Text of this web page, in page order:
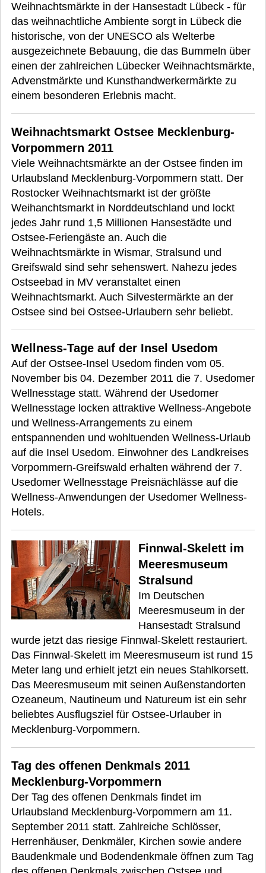
Weihnachtsmärkte in der Hansestadt Lübeck - für
das weihnachtliche Ambiente sorgt in Lübeck die
historische, von der UNESCO als Welterbe
ausgezeichnete Bebauung, die das Bummeln über
einen der zahlreichen Lübecker Weihnachtsmärkte,
Advenstmärkte und Kunsthandwerkermärkte zu
einem besonderen Erlebnis macht.
Weihnachtsmarkt Ostsee Mecklenburg-
Vorpommern 2011
Viele Weihnachtsmärkte an der Ostsee finden im
Urlaubsland Mecklenburg-Vorpommern statt. Der
Rostocker Weihnachtsmarkt ist der größte
Weihanchtsmarkt in Norddeutschland und lockt
jedes Jahr rund 1,5 Millionen Hansestädte und
Ostsee-Feriengäste an. Auch die
Weihnachtsmärkte in Wismar, Stralsund und
Greifswald sind sehr sehenswert. Nahezu jedes
Ostseebad in MV veranstaltet einen
Weihnachtsmarkt. Auch Silvestermärkte an der
Ostsee sind bei Ostsee-Urlaubern sehr beliebt.
Wellness-Tage auf der Insel Usedom
Auf der Ostsee-Insel Usedom finden vom 05.
November bis 04. Dezember 2011 die 7. Usedomer
Wellnesstage statt. Während der Usedomer
Wellnesstage locken attraktive Wellness-Angebote
und Wellness-Arrangements zu einem
entspannenden und wohltuenden Wellness-Urlaub
auf die Insel Usedom. Einwohner des Landkreises
Vorpommern-Greifswald erhalten während der 7.
Usedomer Wellnesstage Preisnächlässe auf die
Wellness-Anwendungen der Usedomer Wellness-
Hotels.
Finnwal-Skelett im
Meeresmuseum
Stralsund
Im Deutschen
Meeresmuseum in der
Hansestadt Stralsund
wurde jetzt das riesige Finnwal-Skelett restauriert.
Das Finnwal-Skelett im Meeresmuseum ist rund 15
Meter lang und erhielt jetzt ein neues Stahlkorsett.
Das Meeresmuseum mit seinen Außenstandorten
Ozeaneum, Nautineum und Natureum ist ein sehr
beliebtes Ausflugsziel für Ostsee-Urlauber in
Mecklenburg-Vorpommern.
Tag des offenen Denkmals 2011
Mecklenburg-Vorpommern
Der Tag des offenen Denkmals findet im
Urlaubsland Mecklenburg-Vorpommern am 11.
September 2011 statt. Zahlreiche Schlösser,
Herrenhäuser, Denkmäler, Kirchen sowie andere
Baudenkmale und Bodendenkmale öffnen zum Tag